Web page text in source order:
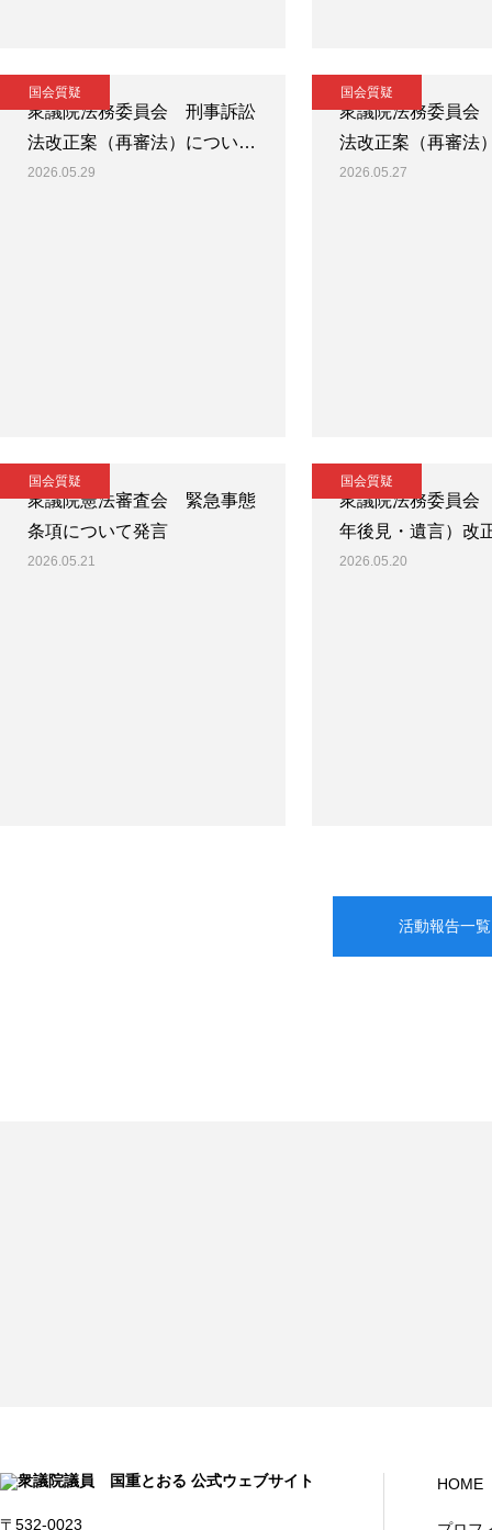
国会質疑
衆議院法務委員会 刑事訴訟
法改正案（再審法）につい…
2026.05.29
国会質疑
衆議院法務委員
法改正案（再審法
2026.05.27
国会質疑
衆議院憲法審査会 緊急事態
条項について発言
2026.05.21
国会質疑
衆議院法務委員
年後見・遺言）改
2026.05.20
活動報告一覧
〒532-0023
HOME